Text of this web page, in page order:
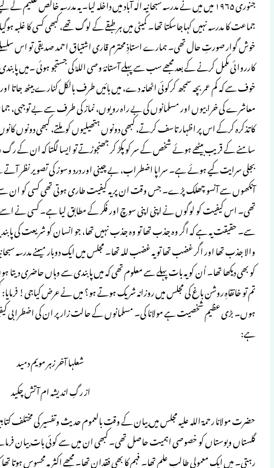
جماعت کا مدرسہ نہیں کہاجاسکتا تھا۔ کمیٹی میں ہر طبقے کے لوگ تھے، کبھی کسی کا غلبہ
خوش گوار صورتِ حال تھی۔ ہمارے استاذِ محترم قاری اشتیاق احمد صدیقی تو اس سلسلے
کارروائی مکمل کرنے کے بعد مجھے سب سے پہلے آستانۂ وصی اللہؒ کی جستجو ہوئی ۔میں
خوف سے کہ کم عمر بچہ سمجھ کرکوئی اٹھانہ دے، میں بائیں طرف بالکل کنارے بیٹھ
معاشرے کی خرابیوں اور مسلمانوں کی بے راہ رویوں، نماز کی طرف سے بے توجہی،
کاتذکرہ کرکے اس پر اظہار تاسف کرتے، کبھی دونوں ہتھیلیوں کو ملتے، کبھی دونوں
سامنے کے قریب بیٹھے ہوئے شخص کے سر کو پکڑ کر جھنجوڑتے تو ایسا لگتا کہ ان کے
بجلی سرایت کیے ہوئے ہے۔ سراپا اضطراب، بے چینی اور درد وسوز کی تصویر نظر آتے
آنکھوں سے آنسو چھلک پڑے۔ جس وقت ان پر یہ کیفیت طاری ہوتی تھی کسی کو ان سے
تھی۔ اس کیفیت کو لوگوں نے اپنی اپنی سوچ اور فکر کے مطابق لیا ہے۔ کسی نے
سے۔ حقیقت یہ ہے کہ اگر وہ جذب تھا تو وہ جذب نہیں تھا، جو انسان کو شریعت کی
والا جذب تھا اور اگر غضب تھا تو یہ غضب للہ تھا۔ مجلس میں ایک دوبار میںنے مدرسہ
کو بھی دیکھا تھا۔ اُن کو یہ بات پہلے سے معلوم تھی کہ میں پابندی سے وہاں حاضری دیتا
تم تو خانقاہِ روشن باغ کی مجلس میں روزانہ شریک ہوتے ہو؟ میں نے عرض کیاجی! فرمایا:
ہوں۔ بڑی عظیم شخصیت ہے مولانا کی۔ مسلمانوں کے حالت زار پر ان کی اضطرابی
ہے:
شعلہا آخر زہر مویم دمید
از رگِ اندیشہ ام آتش چکید
حضرت مولانا رحمۃ اللہ علیہ مجلس میں بیان کے وقت بالعموم حدیث وتفسیر کی مختلف
گلستاں وبوستاں کو خصوصی اہمیت حاصل تھی۔ کبھی ان میں سے کوئی بات بیان
رہتی۔ میں ایک معمولی طالب علم تھا۔ فہم کا بھی فقدان تھا۔ مجھے اکثر یہ محسوس ہوتا